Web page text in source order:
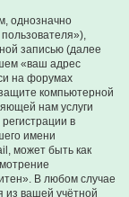
однозначно
записью (далее
«ваш адрес
на форумах
компьютерной
нам услуги
в
имени
может быть как
В любом случае
из вашей учётной